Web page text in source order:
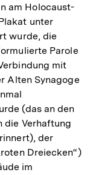
am Holocaust-
unter
wurde, die
Parole
mit
Alten Synagoge
(das an den
die Verhaftung
der
Dreiecken“)
im